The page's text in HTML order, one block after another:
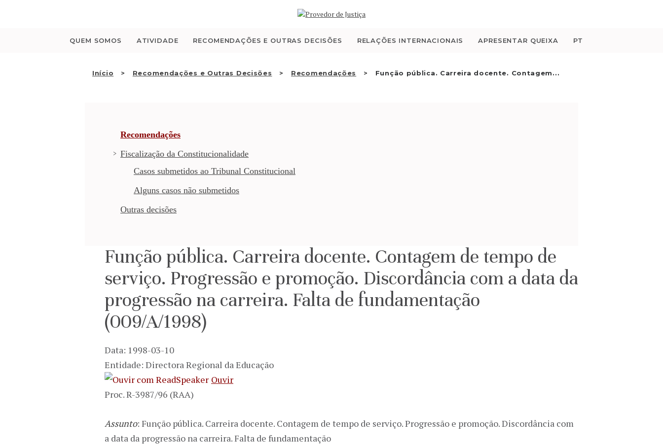
QUEM SOMOS ATIVIDADE RECOMENDAÇÕES E OUTRAS DECISÕES RELAÇÕES INTERNACIONAIS APRESENTAR QUEIXA PT
Início Recomendações e Outras Decisões Recomendações Função pública. Carreira docente. Contagem...
QUEM SOMOS
ATIVIDADE
RECOMENDAÇÕES E
APRESENTAR QUEIXA
Recomendações
Fiscalização da Constitucionalidade
Casos submetidos ao Tribunal Constitucional
Alguns casos não submetidos
Outras decisões
Função pública. Carreira docente. Contagem de tempo de
serviço. Progressão e promoção. Discordância com a data da
progressão na carreira. Falta de fundamentação
(009/A/1998)
Data: 1998-03-10
Entidade: Directora Regional da Educação
Ouvir
Proc. R-3987/96 (RAA)
Assunto: Função pública. Carreira docente. Contagem de tempo de serviço. Progressão e promoção. Discordância com
a data da progressão na carreira. Falta de fundamentação